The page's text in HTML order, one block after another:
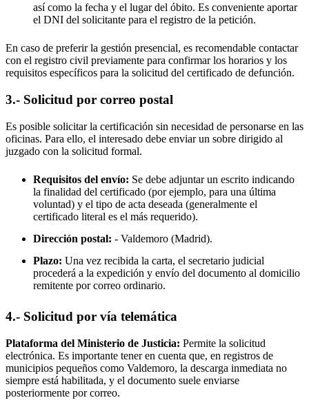
así como la fecha y el lugar del óbito. Es conveniente aportar
el DNI del solicitante para el registro de la petición.
En caso de preferir la gestión presencial, es recomendable contactar
con el registro civil previamente para confirmar los horarios y los
requisitos específicos para la solicitud del certificado de defunción.
3.- Solicitud por correo postal
Es posible solicitar la certificación sin necesidad de personarse en las
oficinas. Para ello, el interesado debe enviar un sobre dirigido al
juzgado con la solicitud formal.
Requisitos del envío: Se debe adjuntar un escrito indicando
la finalidad del certificado (por ejemplo, para una última
voluntad) y el tipo de acta deseada (generalmente el
certificado literal es el más requerido).
Dirección postal: - Valdemoro (Madrid).
Plazo: Una vez recibida la carta, el secretario judicial
procederá a la expedición y envío del documento al domicilio
remitente por correo ordinario.
4.- Solicitud por vía telemática
Plataforma del Ministerio de Justicia: Permite la solicitud
electrónica. Es importante tener en cuenta que, en registros de
municipios pequeños como Valdemoro, la descarga inmediata no
siempre está habilitada, y el documento suele enviarse
posteriormente por correo.